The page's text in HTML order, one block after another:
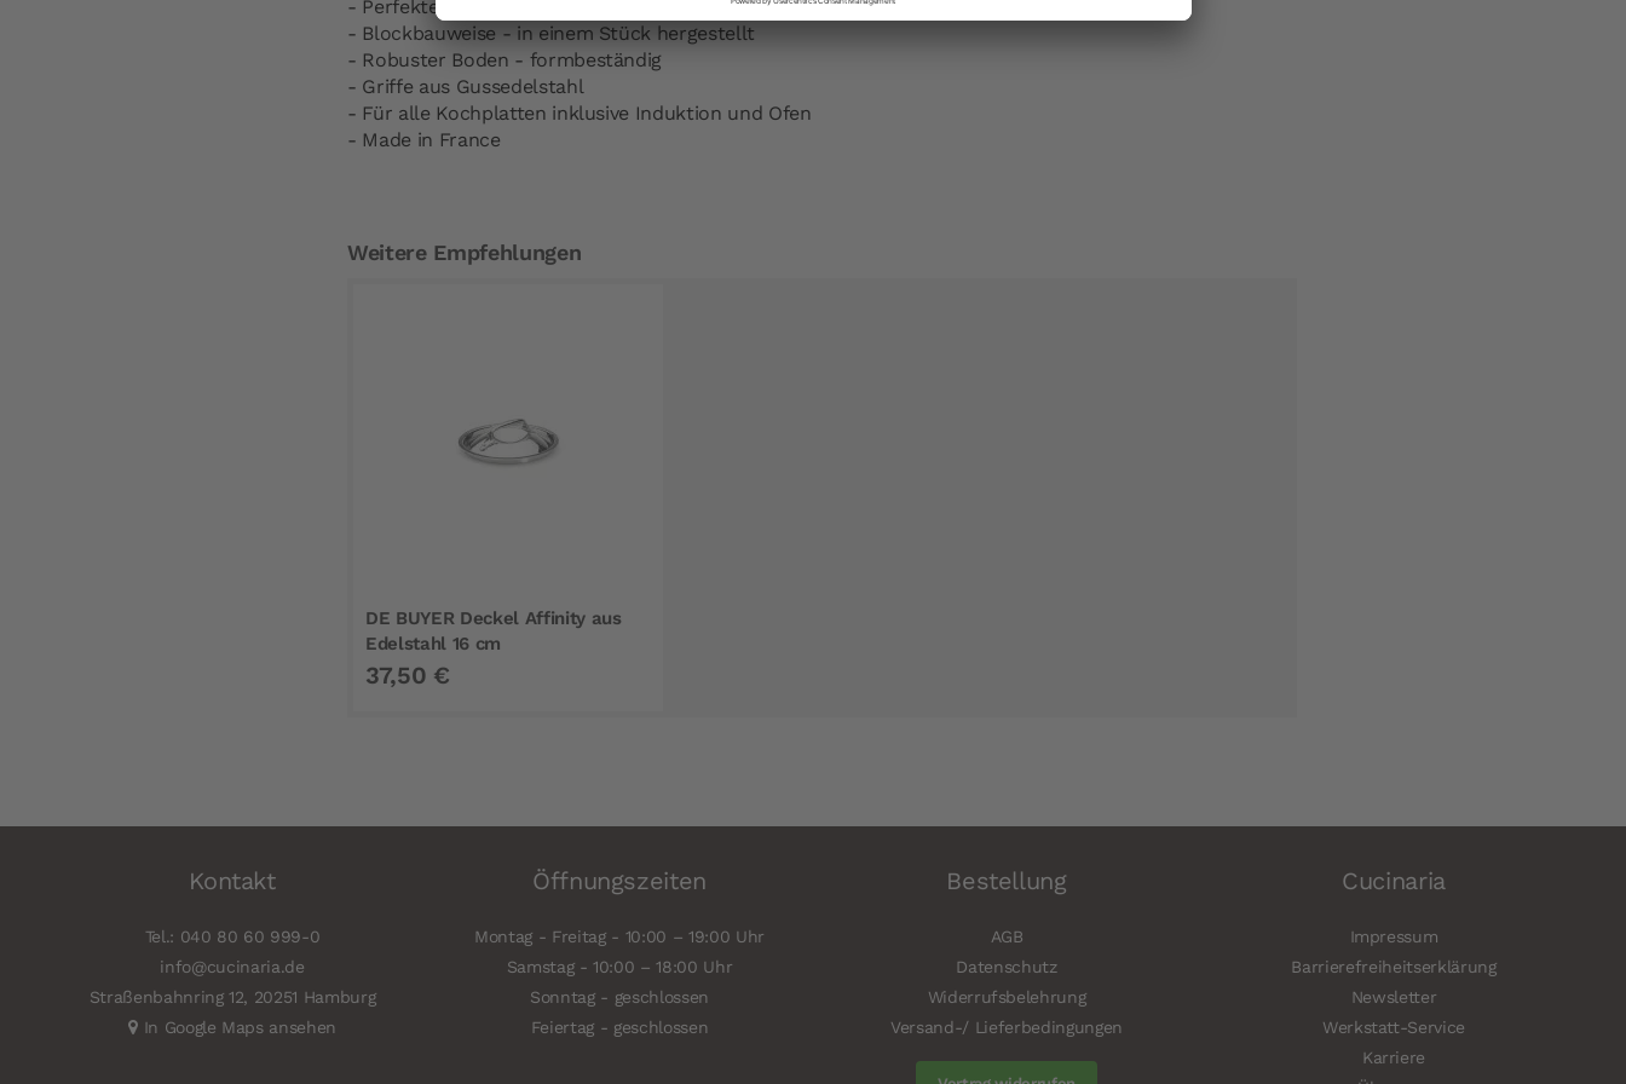
- Perfekter Heizkreis und gleichförmiges garen
- Blockbauweise - in einem Stück hergestellt
- Robuster Boden - formbeständig
- Griffe aus Gussedelstahl
- Für alle Kochplatten inklusive Induktion und Ofen
- Made in France
Weitere Empfehlungen
DE BUYER Deckel Affinity aus
Edelstahl 16 cm
37,50 €
Kontakt
Tel.: 040 80 60 999-0
info@cucinaria.de
Straßenbahnring 12, 20251 Hamburg
In Google Maps ansehen
Öffnungszeiten
Montag - Freitag - 10:00 – 19:00 Uhr
Samstag - 10:00 – 18:00 Uhr
Sonntag - geschlossen
Feiertag - geschlossen
Bestellung
AGB
Datenschutz
Widerrufsbelehrung
Versand-/ Lieferbedingungen
Cucinaria
Impressum
Barrierefreiheitserklärung
Newsletter
Werkstatt-Service
Karriere